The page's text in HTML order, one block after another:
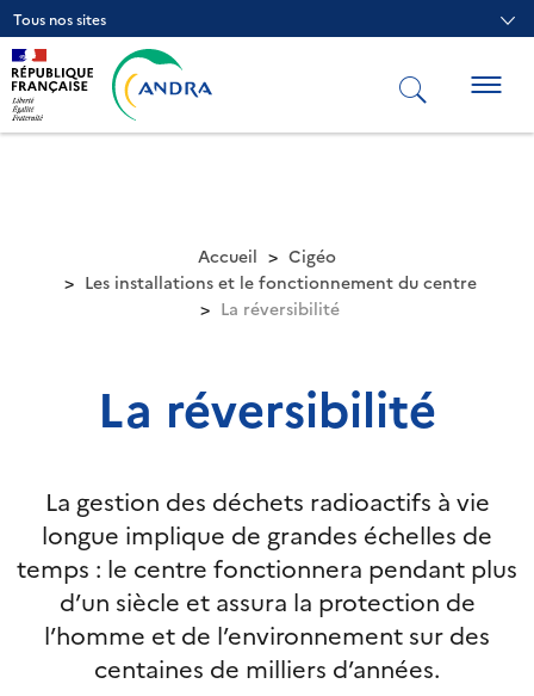
Aller
au
contenu
principal
Tous nos sites
Accueil
Cigéo
Les installations et le fonctionnement du centre
La réversibilité
La réversibilité
La gestion des déchets radioactifs à vie
longue implique de grandes échelles de
temps : le centre fonctionnera pendant plus
d’un siècle et assura la protection de
l’homme et de l’environnement sur des
centaines de milliers d’années.